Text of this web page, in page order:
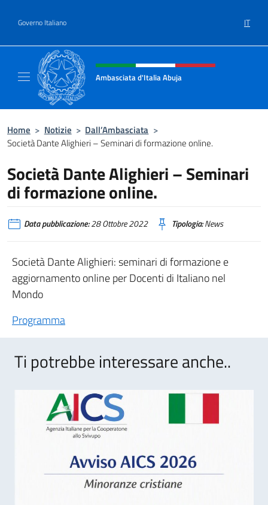
Governo Italiano IT
Intestazione sito, social e menù
Ambasciata d'Italia Abuja
Home > Notizie > Dall’Ambasciata >
Società Dante Alighieri – Seminari di formazione online.
Società Dante Alighieri – Seminari
di formazione online.
Data pubblicazione:28 Ottobre 2022 Tipologia:News
Società Dante Alighieri: seminari di formazione e
aggiornamento online per Docenti di Italiano nel
Mondo
Programma
Ti potrebbe interessare anche..